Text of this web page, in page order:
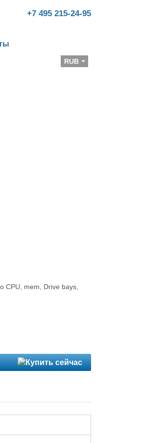
+7 495 215-24-95
RUB
CPU, mem, Drive bays,